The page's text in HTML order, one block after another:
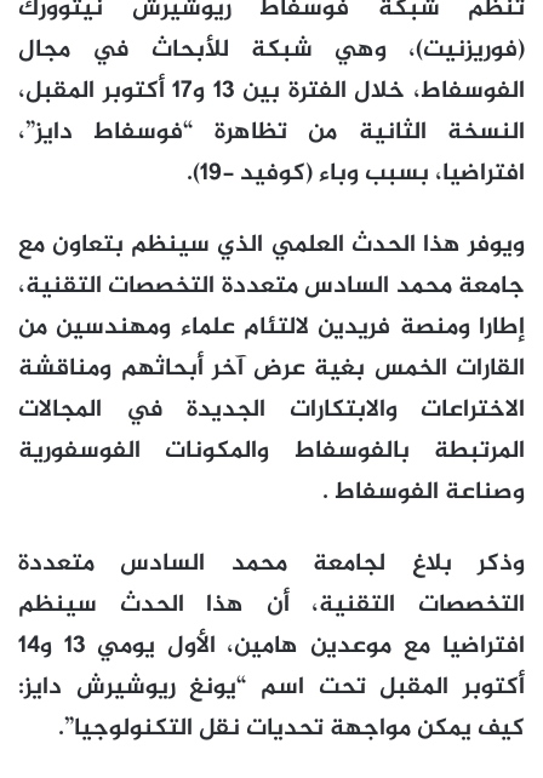
تنظم شبكة فوسفاط ريوشيرش نيتوورك
(فوريزنيت)، وهي شبكة للأبحاث في مجال
الفوسفاط، خلال الفترة بين 13 و17 أكتوبر المقبل،
النسخة الثانية من تظاهرة “فوسفاط دايز”،
افتراضيا، بسبب وباء (كوفيد -19).
ويوفر هذا الحدث العلمي الذي سينظم بتعاون مع
جامعة محمد السادس متعددة التخصصات التقنية،
إطارا ومنصة فريدين لالتئام علماء ومهندسين من
القارات الخمس بغية عرض آخر أبحاثهم ومناقشة
الاختراعات والابتكارات الجديدة في المجالات
المرتبطة بالفوسفاط والمكونات الفوسفورية
وصناعة الفوسفاط .
وذكر بلاغ لجامعة محمد السادس متعددة
التخصصات التقنية، أن هذا الحدث سينظم
افتراضيا مع موعدين هامين، الأول يومي 13 و14
أكتوبر المقبل تحت اسم “يونغ ريوشيرش دايز:
كيف يمكن مواجهة تحديات نقل التكنولوجيا”.